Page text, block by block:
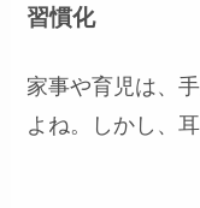
習慣化
家事や育児は、
よね。しかし、